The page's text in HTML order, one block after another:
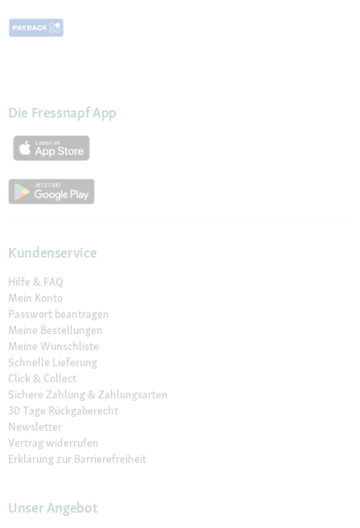
Die Fressnapf App
Kundenservice
Hilfe & FAQ
Mein Konto
Passwort beantragen
Meine Bestellungen
Meine Wunschliste
Schnelle Lieferung
Click & Collect
Sichere Zahlung & Zahlungsarten
30 Tage Rückgaberecht
Newsletter
Vertrag widerrufen
Erklärung zur Barrierefreiheit
Unser Angebot